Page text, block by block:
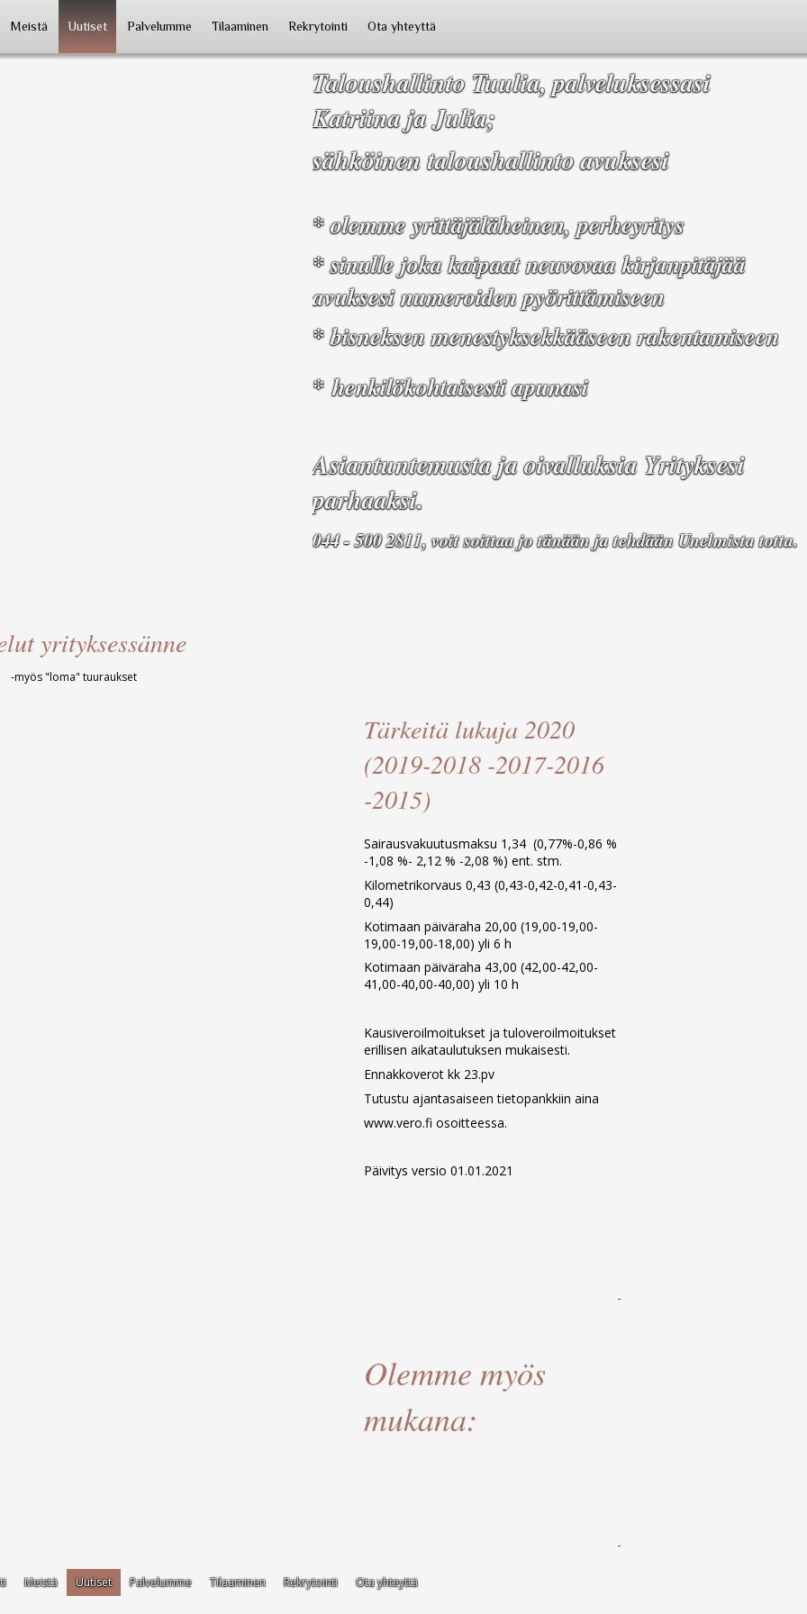
Meistä Uutiset Palvelumme Tilaaminen Rekrytointi Ota yhteyttä
Taloushallinto Tuulia, palveluksessasi
Katriina ja Julia;
sähköinen taloushallinto avuksesi
* olemme yrittäjäläheinen, perheyritys
* sinulle joka kaipaat neuvovaa kirjanpitäjää
avuksesi numeroiden pyörittämiseen
* bisneksen menestyksekkääseen rakentamiseen
* henkilökohtaisesti apunasi
Asiantuntemusta ja oivalluksia Yrityksesi
parhaaksi.
044 - 500 2811, voit soittaa jo tänään ja tehdäänUnelmista totta.
yrityksessänne
"loma" tuuraukset
Tärkeitä lukuja 2020
(2019-2018 -2017-2016
-2015)
Sairausvakuutusmaksu 1,34 (0,77%-0,86 %
-1,08 %- 2,12 % -2,08 %) ent. stm.
Kilometrikorvaus 0,43 (0,43-0,42-0,41-0,43-
0,44)
Kotimaan päiväraha 20,00 (19,00-19,00-
19,00-19,00-18,00) yli 6 h
Kotimaan päiväraha 43,00 (42,00-42,00-
41,00-40,00-40,00) yli 10 h
Kausiveroilmoitukset ja tuloveroilmoitukset
erillisen aikataulutuksen mukaisesti.
Ennakkoverot kk 23.pv
Tutustu ajantasaiseen tietopankkiin aina
www.vero.fi osoitteessa.
Päivitys versio 01.01.2021
Olemme myös
mukana:
Meistä Uutiset Palvelumme Tilaaminen Rekrytointi Ota yhteyttä